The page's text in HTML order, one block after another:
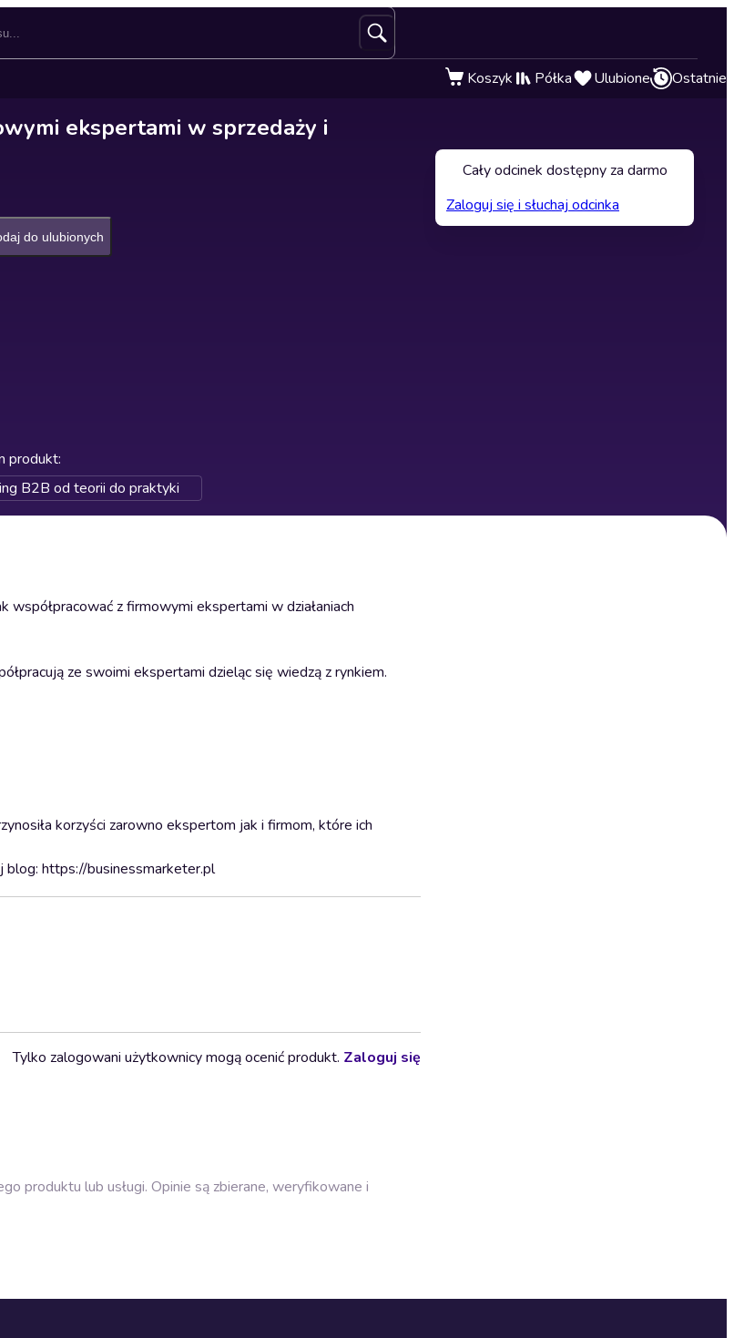
Koszyk Półka Ulubione Ostatnie
ekspertami w sprzedaży i
do ulubionych
produkt:
B2B od teorii do praktyki
z firmowymi ekspertami w działaniach
ze swoimi ekspertami dzieląc się wiedzą z rynkiem.
korzyści zarowno ekspertom jak i firmom, które ich
blog: https://businessmarketer.pl
Tylko zalogowani użytkownicy mogą ocenić produkt. Zaloguj się
produktu lub usługi. Opinie są zbierane, weryfikowane i
Cały odcinek dostępny za darmo
Zaloguj się i słuchaj odcinka